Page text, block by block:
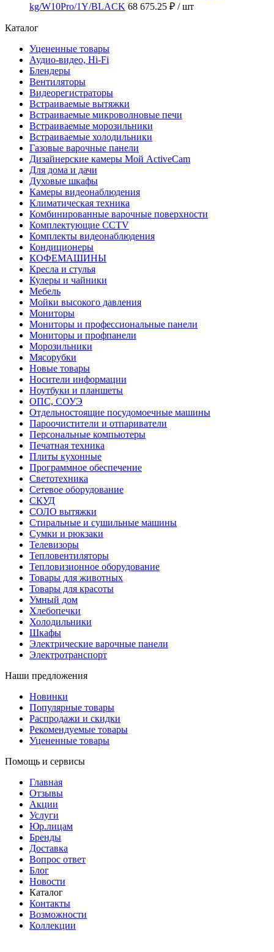
kg/W10Pro/1Y/BLACK 68 675.25 ₽ / шт
Каталог
Уцененные товары
Аудио-видео, Hi-Fi
Блендеры
Вентиляторы
Видеорегистраторы
Встраиваемые вытяжки
Встраиваемые микроволновые печи
Встраиваемые морозильники
Встраиваемые холодильники
Газовые варочные панели
Дизайнерские камеры Мой ActiveCam
Для дома и дачи
Духовые шкафы
Камеры видеонаблюдения
Климатическая техника
Комбинированные варочные поверхности
Комплектующие CCTV
Комплекты видеонаблюдения
Кондиционеры
КОФЕМАШИНЫ
Кресла и стулья
Кулеры и чайники
Мебель
Мойки высокого давления
Мониторы
Мониторы и профессиональные панели
Мониторы и профпанели
Морозильники
Мясорубки
Новые товары
Носители информации
Ноутбуки и планшеты
ОПС, СОУЭ
Отдельностоящие посудомоечные машины
Пароочистители и отпариватели
Персональные компьютеры
Печатная техника
Плиты кухонные
Программное обеспечение
Светотехника
Сетевое оборудование
СКУД
СОЛО вытяжки
Стиральные и сушильные машины
Сумки и рюкзаки
Телевизоры
Тепловентиляторы
Тепловизионное оборудование
Товары для животных
Товары для красоты
Умный дом
Хлебопечки
Холодильники
Шкафы
Электрические варочные панели
Электротранспорт
Наши предложения
Новинки
Популярные товары
Распродажи и скидки
Рекомендуемые товары
Уцененные товары
Помощь и сервисы
Главная
Отзывы
Акции
Услуги
Юр.лицам
Бренды
Доставка
Вопрос ответ
Блог
Новости
Каталог
Контакты
Возможности
Коллекции